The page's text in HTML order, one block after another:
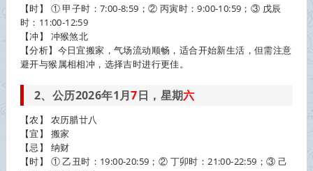
【时】 ① 甲子时：7:00-8:59；② 丙寅时：9:00-10:59；③ 戊辰
时：11:00-12:59
【冲】 冲猴煞北
【分析】今日宜搬家，气场流动顺畅，适合开始新生活，但需注意
避开与猴属相相冲，选择吉时进行更佳。
2、公历2026年1月7日，星期六
【农】 农历腊廿八
【宜】 搬家
【忌】 纳财
【时】 ① 乙丑时：19:00-20:59；② 丁卯时：21:00-22:59；③ 己